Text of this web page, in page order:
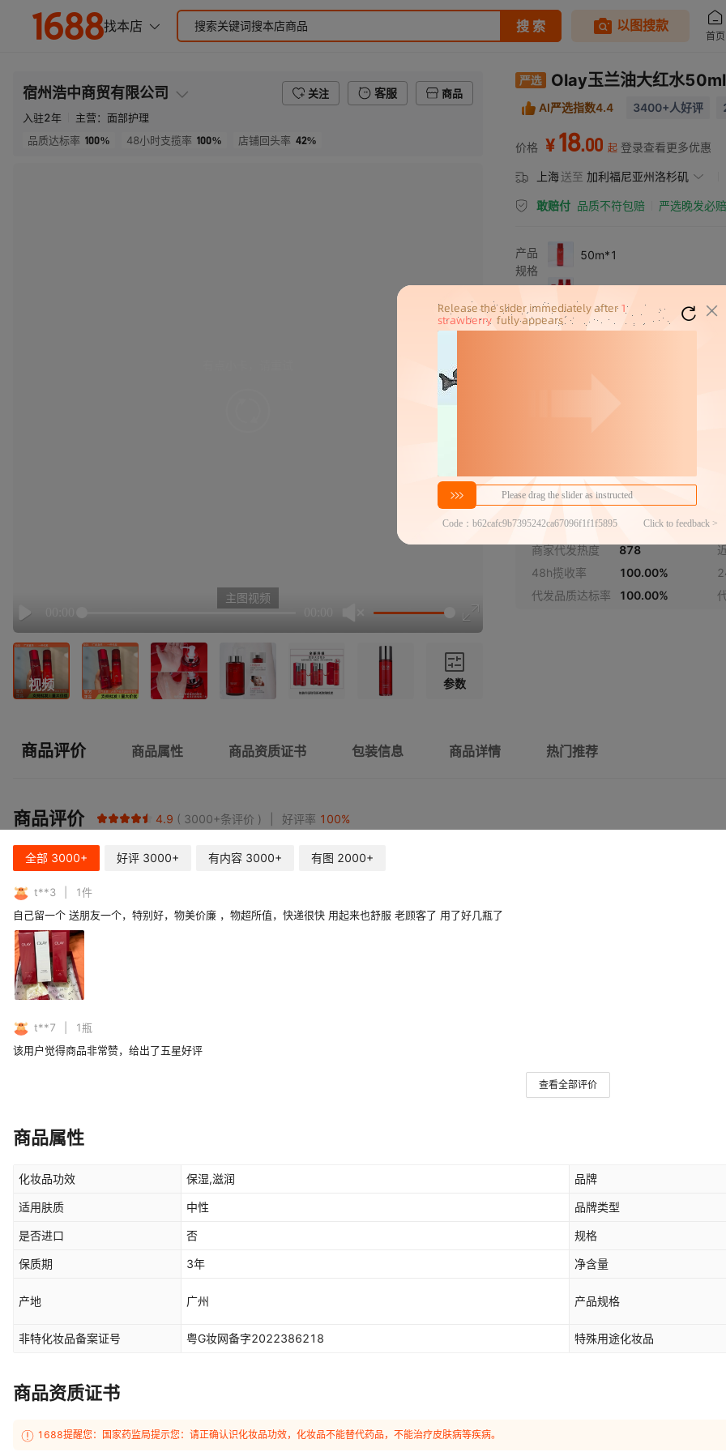
宿州浩中商贸有限公司 关注 客服
商品
入驻2年 主营： 面部护理
品质达标率 100% 48小时支揽率 100% 店铺回头率 42%
Play
主图视频
视频 参数
Olay玉兰油大红水
AI严选指数4.4 3400+人好评
价格 ¥18.00 起 登录查看更多优惠
上海送至 加利福尼亚州洛杉矶
敢赔付 品质不符包赔 严选晚发必赔
产品
规格
50m*1
50ml*5
密文代发
17.5
商家代发热度 878
48h揽收率
100.00%
代发品质达标率
100.00%
商品评价 商品属性 商品资质证书 包装信息 商品详情 热门推荐
商品评价 4.9 3000+条评价 好评率 100%
全部 3000+ 好评 3000+ 有内容 3000+ 有图 2000+
t**3 1件
自己留一个 送朋友一个，特别好，物美价廉 ，物超所值，快递很快 用起来也舒服 老顾客了 用了好几瓶了
t**7 1瓶
该用户觉得商品非常赞，给出了五星好评
查看全部评价
商品属性
化妆品功效 保湿,滋润 品牌
适用肤质 中性 品牌类型
是否进口 否 规格
保质期 3年 净含量
产地 广州 产品规格
非特化妆品备案证号 粤G妆网备字2022386218 特殊用途化妆品
商品资质证书
1688提醒您：国家药监局提示您：请正确认识化妆品功效，化妆品不能替代药品，不能治疗皮肤病等疾病。